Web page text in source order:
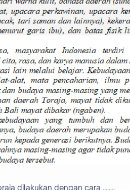
dilakukan dengan cara ........